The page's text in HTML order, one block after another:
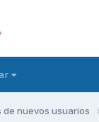
nuevos usuarios